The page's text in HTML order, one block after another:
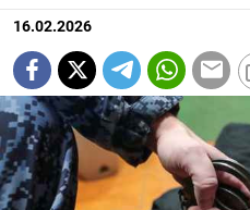
16.02.2026